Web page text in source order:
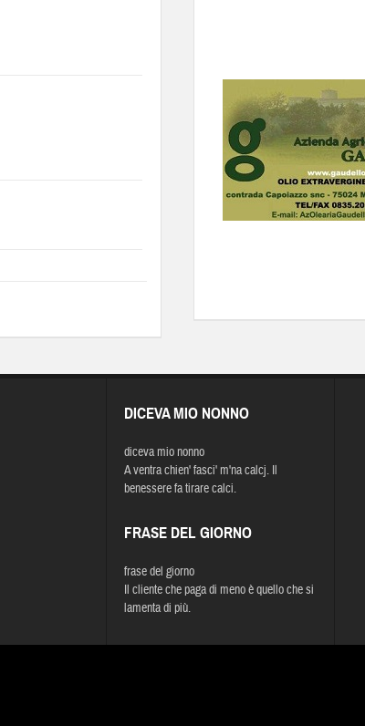
DICEVA MIO NONNO
diceva mio nonno
A ventra chien' fasci' m'na calcj. Il
benessere fa tirare calci.
FRASE DEL GIORNO
frase del giorno
Il cliente che paga di meno è quello che si
lamenta di più.